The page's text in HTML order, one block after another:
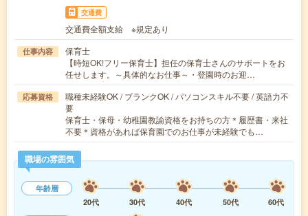
交通費
交通費全額支給 ※規定あり
仕事内容
保育士
【時短OK!フリー保育士】担任の保育士さんのサポートをお
任せします。～具体的なお仕事～・登園時のお迎…
応募資格
職種未経験OK / ブランクOK / パソコンスキル不要 / 英語力不
要
保育士・保母・幼稚園教諭資格をお持ちの方＊履歴書・来社
不要＊資格があれば保育園でのお仕事が未経験でも…
職場の雰囲気
年齢層
20代
30代 40代 50代
60代